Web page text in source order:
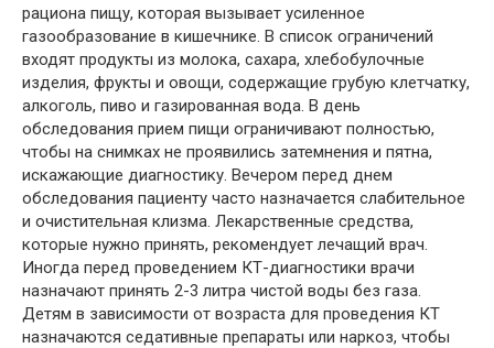
рациона пищу, которая вызывает усиленное
газообразование в кишечнике. В список ограничений
входят продукты из молока, сахара, хлебобулочные
изделия, фрукты и овощи, содержащие грубую клетчатку,
алкоголь, пиво и газированная вода. В день
обследования прием пищи ограничивают полностью,
чтобы на снимках не проявились затемнения и пятна,
искажающие диагностику. Вечером перед днем
обследования пациенту часто назначается слабительное
и очистительная клизма. Лекарственные средства,
которые нужно принять, рекомендует лечащий врач.
Иногда перед проведением КТ-диагностики врачи
назначают принять 2-3 литра чистой воды без газа.
Детям в зависимости от возраста для проведения КТ
назначаются седативные препараты или наркоз, чтобы